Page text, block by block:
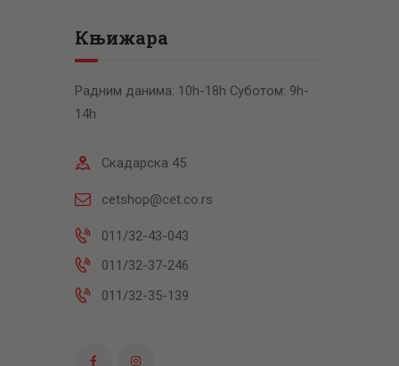
Књижара
Радним данима: 10h-18h Суботом: 9h-
14h
Скадарска 45
cetshop@cet.co.rs
011/32-43-043
011/32-37-246
011/32-35-139